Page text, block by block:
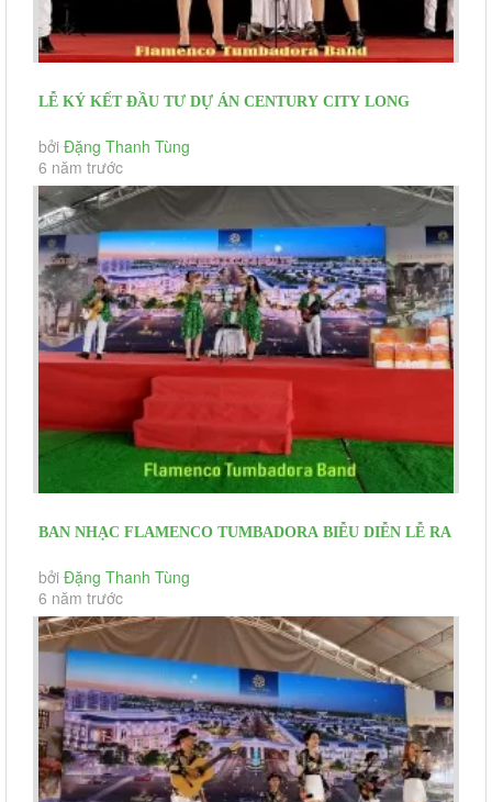
LỄ KÝ KẾT ĐẦU TƯ DỰ ÁN CENTURY CITY LONG
THÀNH 26/07/2020 FLAMENCO...
bởi Đặng Thanh Tùng
6 năm trước
BAN NHẠC FLAMENCO TUMBADORA BIỄU DIỄN LỄ RA
MẮT DỰ ÁN CENTURY CITY LONG...
bởi Đặng Thanh Tùng
6 năm trước